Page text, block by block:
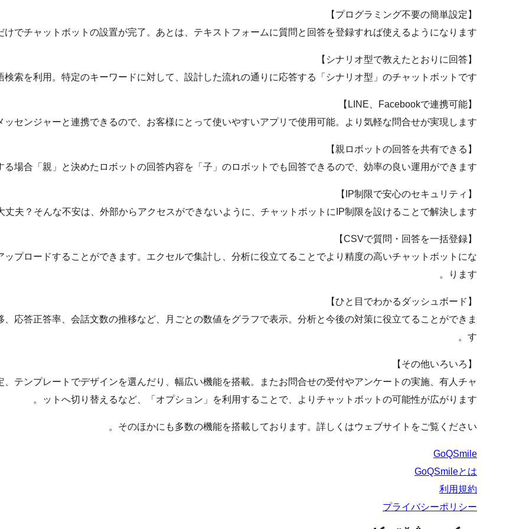
【プログラミング不要の簡単設定】
でチャットボットの設置が完了。あとは、テキストフォームに質問と回答を登録すれば使えるようになります。
【シナリオ型で教えたとおりに回答】
索を利用。特定のキーワードに対して、設計した流れの通りに応答する「シナリオ型」のチャットボットです。
【LINE、Facebookで連携可能】
センジャーと連携できるので、お客様にとって使いやすいアプリで使用可能。より気軽な問合せが実現します。
【親ロボットの回答を共有できる】
場合「親」と決めたロボットの回答内容を「子」のロボットでも回答できるので、効率の良い運用ができます。
【IP制限で安心のセキュリティ】
夫？そんな不安は、外部からアクセスができないように、チャットボットにIP制限を設けることで解決します。
【CSVで質問・回答を一括登録】
プロードすることができます。エクセルで集計し、分析に役立てることでより精度の高いチャットボットにな
ります。
【ひと目でわかるダッシュボード】
応答正答率、会話文数の推移など、月ごとの数値をグラフで表示。分析と今後の対策に役立てることができま
す。
【その他いろいろ】
テンプレートでデザインを選んだり、幅広い機能を搭載。またお問合せの受付やアンケートの実施、有人チャ
ットへ切り替えるなど、「オプション」を利用することで、よりチャットボットの可能性が広がります。
そのほかにも多数の機能を搭載しております。詳しくはウェブサイトをご覧ください。
GoQSmile
GoQSmileとは
利用規約
プライバシーポリシー